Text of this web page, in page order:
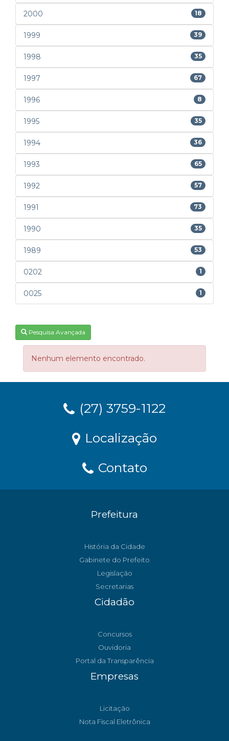
2000 18
1999 39
1998 35
1997 67
1996 8
1995 35
1994 36
1993 65
1992 57
1991 73
1990 35
1989 53
0202 1
0025 1
Pesquisa Avançada
Nenhum elemento encontrado.
(27) 3759-1122
Localização
Contato
Prefeitura
História da Cidade
Gabinete do Prefeito
Legislação
Secretarias
Cidadão
Concursos
Ouvidoria
Portal da Transparência
Empresas
Licitação
Nota Fiscal Eletrônica